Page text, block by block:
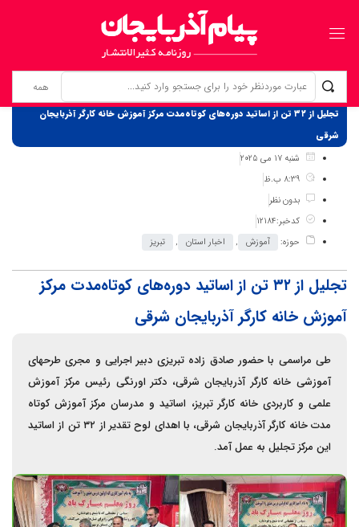
برگ نخست
نوشته‌ها
تجلیل از ۳۲ تن از اساتید دوره‌های کوتاه‌مدت مرکز آموزش خانه کارگر آذربایجان
شرقی
شنبه 17 می 2025
8:39 ب.ظ
بدون نظر
کدخبر:12184
حوزه:
آموزش , اخبار استان , تبریز
تجلیل از ۳۲ تن از اساتید دوره‌های کوتاه‌مدت مرکز
آموزش خانه کارگر آذربایجان شرقی
طی مراسمی با حضور صادق زاده تبریزی دبیر اجرایی و مجری طرحهای
آموزشی خانه کارگر آذربایجان شرقی، دکتر اورنگی رئيس مرکز آموزش
علمی و کاربردی خانه کارگر تبریز، اساتید و مدرسان مرکز آموزش کوتاه
مدت خانه کارگر آذربایجان شرقی، با اهدای لوح تقدیر از ۳۲ تن از اساتید
این مرکز تجلیل به عمل آمد.